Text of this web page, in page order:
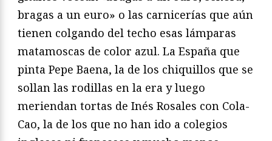
bragas a un euro» o las carnicerías que aún
tienen colgando del techo esas lámparas
matamoscas de color azul. La España que
pinta Pepe Baena, la de los chiquillos que se
sollan las rodillas en la era y luego
meriendan tortas de Inés Rosales con Cola-
Cao, la de los que no han ido a colegios